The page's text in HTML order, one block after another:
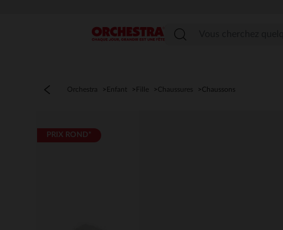
Menu
Orchestra Enfant Fille Chaussures Chaussons
PRIX ROND*